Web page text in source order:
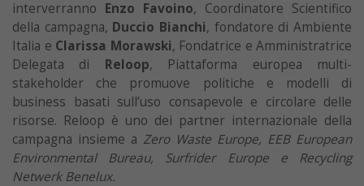
interverranno Enzo Favoino, Coordinatore Scientifico
della campagna, Duccio Bianchi, fondatore di Ambiente
Italia e Clarissa Morawski, Fondatrice e Amministratrice
Delegata di Reloop, Piattaforma europea multi-
stakeholder che promuove politiche e modelli di
business basati sull’uso consapevole e circolare delle
risorse. Reloop è uno dei partner internazionale della
campagna insieme a Zero Waste Europe, EEB European
Environmental Bureau, Surfrider Europe e Recycling
Netwerk Benelux.